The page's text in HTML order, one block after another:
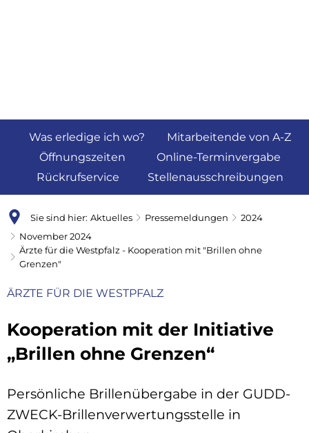
Was erledige ich wo?
Mitarbeitende von A-Z
Öffnungszeiten
Online-Terminvergabe
Rückrufservice
Stellenausschreibungen
Sie sind hier: Aktuelles Pressemeldungen
2024
November 2024
Ärzte für die Westpfalz - Kooperation mit "Brillen ohne
Grenzen"
ÄRZTE FÜR DIE WESTPFALZ
Kooperation mit der Initiative
„Brillen ohne Grenzen“
Persönliche Brillenübergabe in der GUDD-
ZWECK-Brillenverwertungsstelle in